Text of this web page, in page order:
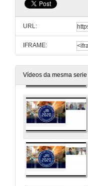
URL:
IFRAME:
Vídeos da mesma serie